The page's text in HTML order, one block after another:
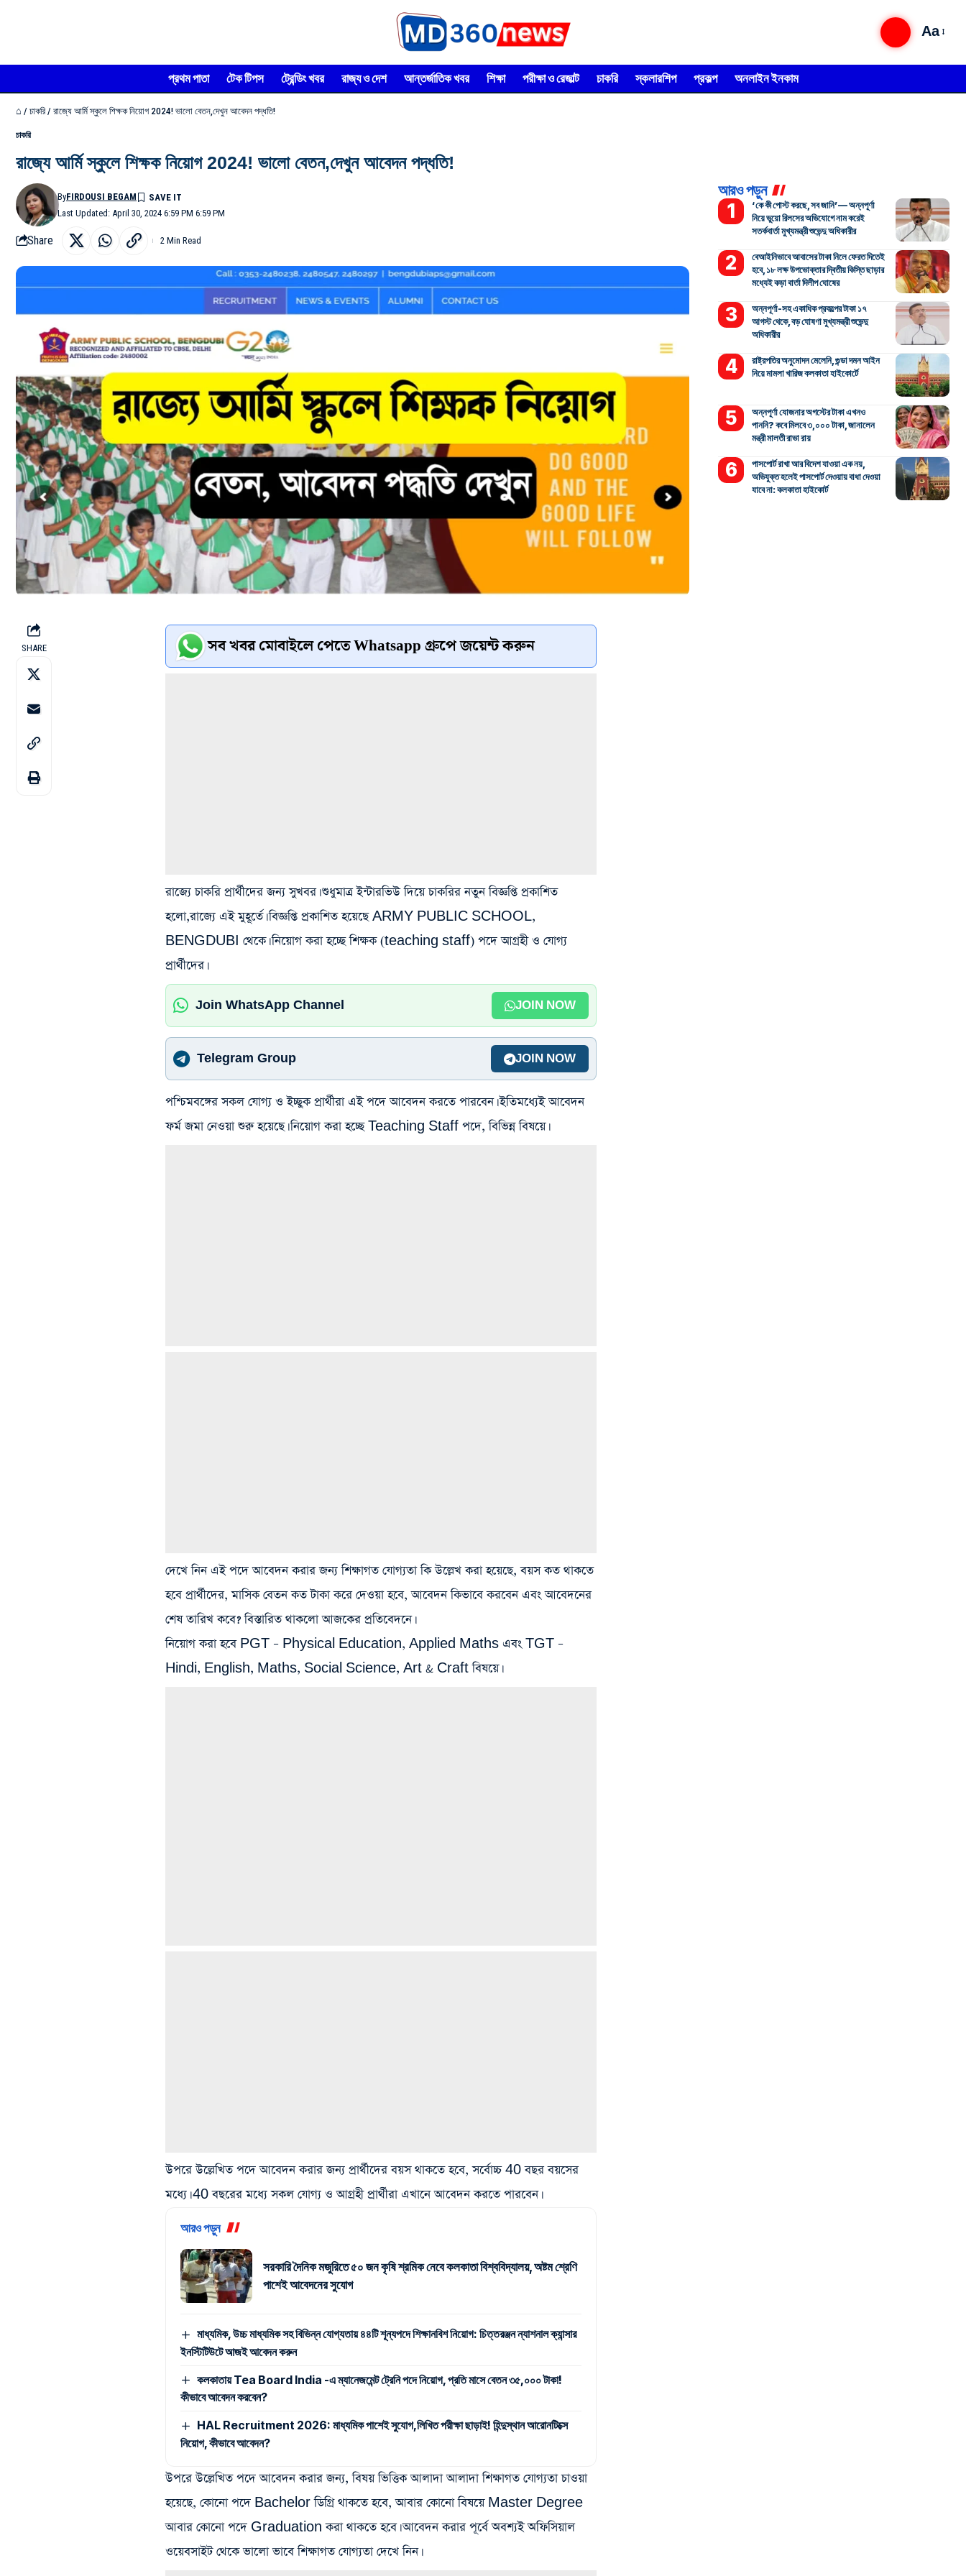
Aa
প্রথম পাতা টেক টিপস ট্রেন্ডিং খবর রাজ্য ও দেশ আন্তর্জাতিক খবর শিক্ষা পরীক্ষা ও রেজাল্ট চাকরি স্কলারশিপ প্রকল্প অনলাইন ইনকাম
⌂ / চাকরি / রাজ্যে আর্মি স্কুলে শিক্ষক নিয়োগ 2024! ভালো বেতন,দেখুন আবেদন পদ্ধতি!
চাকরি
রাজ্যে আর্মি স্কুলে শিক্ষক নিয়োগ 2024! ভালো বেতন,দেখুন আবেদন পদ্ধতি!
Last Updated: April 30, 2024 6:59 PM 6:59 PM
ByFIRDOUSI BEGAM
Share 2 Min Read
SHARE সব খবর মোবাইলে পেতে Whatsapp গ্রুপে জয়েন্ট করুন
রাজ্যে চাকরি প্রার্থীদের জন্য সুখবর। শুধুমাত্র ইন্টারভিউ দিয়ে চাকরির নতুন বিজ্ঞপ্তি প্রকাশিত
হলো,রাজ্যে এই মুহূর্তে। বিজ্ঞপ্তি প্রকাশিত হয়েছে ARMY PUBLIC SCHOOL,
BENGDUBI থেকে। নিয়োগ করা হচ্ছে শিক্ষক (teaching staff) পদে আগ্রহী ও যোগ্য
প্রার্থীদের।
Join WhatsApp Channel JOIN NOW
Telegram Group JOIN NOW
পশ্চিমবঙ্গের সকল যোগ্য ও ইচ্ছুক প্রার্থীরা এই পদে আবেদন করতে পারবেন। ইতিমধ্যেই আবেদন
ফর্ম জমা নেওয়া শুরু হয়েছে। নিয়োগ করা হচ্ছে Teaching Staff পদে, বিভিন্ন বিষয়ে।
দেখে নিন এই পদে আবেদন করার জন্য শিক্ষাগত যোগ্যতা কি উল্লেখ করা হয়েছে, বয়স কত থাকতে
হবে প্রার্থীদের, মাসিক বেতন কত টাকা করে দেওয়া হবে, আবেদন কিভাবে করবেন এবং আবেদনের
শেষ তারিখ কবে? বিস্তারিত থাকলো আজকের প্রতিবেদনে।
নিয়োগ করা হবে PGT – Physical Education, Applied Maths এবং TGT –
Hindi, English, Maths, Social Science, Art & Craft বিষয়ে।
উপরে উল্লেখিত পদে আবেদন করার জন্য প্রার্থীদের বয়স থাকতে হবে, সর্বোচ্চ 40 বছর বয়সের
মধ্যে। 40 বছরের মধ্যে সকল যোগ্য ও আগ্রহী প্রার্থীরা এখানে আবেদন করতে পারবেন।
আরও পড়ুন
সরকারি দৈনিক মজুরিতে ৫০ জন কৃষি শ্রমিক নেবে কলকাতা বিশ্ববিদ্যালয়, অষ্টম শ্রেণি
পাশেই আবেদনের সুযোগ
মাধ্যমিক, উচ্চ মাধ্যমিক সহ বিভিন্ন যোগ্যতায় ৪৪টি শূন্যপদে শিক্ষানবিশ নিয়োগ: চিত্তরঞ্জন ন্যাশনাল ক্যান্সার
ইনস্টিটিউটে আজই আবেদন করুন
কলকাতায় Tea Board India -এ ম্যানেজমেন্ট ট্রেনি পদে নিয়োগ, প্রতি মাসে বেতন ৩৫,০০০ টাকা!
কীভাবে আবেদন করবেন?
HAL Recruitment 2026: মাধ্যমিক পাশেই সুযোগ,লিখিত পরীক্ষা ছাড়াই! হিন্দুস্থান আরোনটিক্সে
নিয়োগ, কীভাবে আবেদন?
উপরে উল্লেখিত পদে আবেদন করার জন্য, বিষয় ভিত্তিক আলাদা আলাদা শিক্ষাগত যোগ্যতা চাওয়া
হয়েছে, কোনো পদে Bachelor ডিগ্রি থাকতে হবে, আবার কোনো বিষয়ে Master Degree
আবার কোনো পদে Graduation করা থাকতে হবে। আবেদন করার পূর্বে অবশ্যই অফিসিয়াল
ওয়েবসাইট থেকে ভালো ভাবে শিক্ষাগত যোগ্যতা দেখে নিন।
আরও পড়ুন
‘কে কী পোস্ট করছে, সব জানি’— অন্নপূর্ণা
নিয়ে ভুয়ো রিলসের অভিযোগে নাম করেই
সতর্কবার্তা মুখ্যমন্ত্রী শুভেন্দু অধিকারীর
বেআইনিভাবে আবাসের টাকা নিলে ফেরত দিতেই
হবে, ১৮ লক্ষ উপভোক্তার দ্বিতীয় কিস্তি ছাড়ার
মধ্যেই কড়া বার্তা দিলীপ ঘোষের
অন্নপূর্ণা-সহ একাধিক প্রকল্পের টাকা ১৭
আগস্ট থেকে, বড় ঘোষণা মুখ্যমন্ত্রী শুভেন্দু
অধিকারীর
রাষ্ট্রপতির অনুমোদন মেলেনি, গুন্ডা দমন আইন
নিয়ে মামলা খারিজ কলকাতা হাইকোর্টে
অন্নপূর্ণা যোজনার অগস্টের টাকা এখনও
পাননি? কবে মিলবে ৩,০০০ টাকা, জানালেন
মন্ত্রী মালতী রাভা রায়
পাসপোর্ট রাখা আর বিদেশ যাওয়া এক নয়,
অভিযুক্ত হলেই পাসপোর্ট দেওয়ায় বাধা দেওয়া
যাবে না: কলকাতা হাইকোর্ট